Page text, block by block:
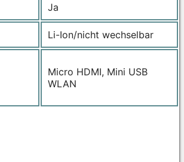
Ja
Li-Ion/nicht wechselbar
Micro HDMI, Mini USB
WLAN